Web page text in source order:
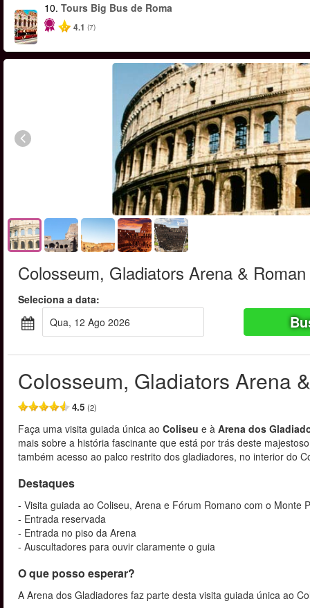
10. Tours Big Bus de Roma
4.1 (7)
Colosseum, Gladiators Arena &
Seleciona a data:
Qua, 12 Ago 2026
Colosseum, Gladiators Arena
4.5 (2)
Faça uma visita guiada única ao Coliseu e à Arena dos
mais sobre a história fascinante que está por trás deste
também acesso ao palco restrito dos gladiadores, no interior do
Destaques
- Visita guiada ao Coliseu, Arena e Fórum Romano com o Monte
- Entrada reservada
- Entrada no piso da Arena
- Auscultadores para ouvir claramente o guia
O que posso esperar?
A Arena dos Gladiadores faz parte desta visita guiada única ao